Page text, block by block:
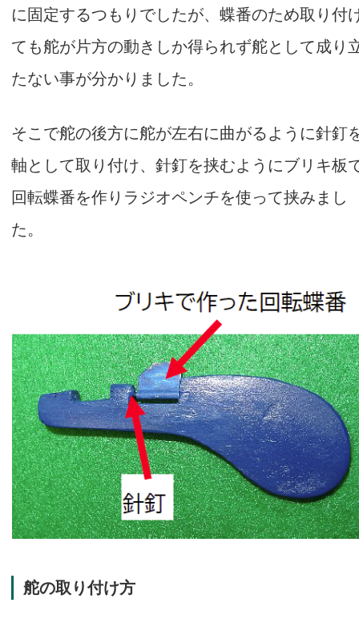
に固定するつもりでしたが、蝶番のため取り付
ても舵が片方の動きしか得られず舵として成り
たない事が分かりました。
そこで舵の後方に舵が左右に曲がるように針釘
軸として取り付け、針釘を挟むようにブリキ板
回転蝶番を作りラジオペンチを使って挟みまし
た。
舵の取り付け方